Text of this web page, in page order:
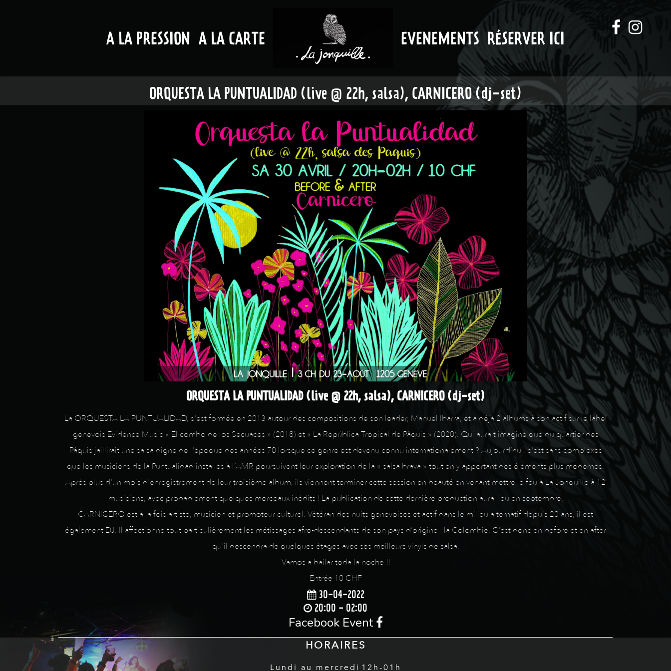
A LA PRESSION A LA CARTE EVENEMENTS RÉSERVER ICI
ORQUESTA LA PUNTUALIDAD (live @ 22h, salsa), CARNICERO (dj-set)
ORQUESTA LA PUNTUALIDAD (live @ 22h, salsa), CARNICERO (dj-set)
La ORQUESTA LA PUNTUALIDAD, s'est formée en 2013 autour des compositions de son leader, Manuel Ibarra, et a déjà 2 albums à son actif sur le label
genevois Evidence Music « El combo de los Secuaces » (2018) et « La República Tropical de Pâquis » (2020). Qui aurait imaginé que du quartier des
Pâquis jaillirait une salsa digne de l'époque des années 70 lorsque ce genre est devenu connu internationalement ? Aujourd’hui, c'est sans complexes
que les musiciens de la Puntualidad installés à l’AMR poursuivent leur exploration de la « salsa brava » tout en y apportant des éléments plus modernes.
Après plus d'un mois d'enregistrement de leur troisième album, ils viennent terminer cette session en beauté en venant mettre le feu à La Jonquille à 12
musiciens, avec probablement quelques morceaux inédits ! La publication de cette dernière production aura lieu en septembre.
CARNICERO est à la fois artiste, musicien et promoteur culturel. Vétéran des nuits genevoises et actif dans le milieu alternatif depuis 20 ans, il est
également DJ. Il affectionne tout particulièrement les métissages afro-descendants de son pays d’origine : la Colombie. C'est donc en before et en after
qu'il descendra de quelques étages avec ses meilleurs vinyls de salsa.
Vamos a bailar toda la noche !!
Entrée 10 CHF
30-04-2022
20:00 - 02:00
Facebook Event
HORAIRES
Lundi au mercredi 12h-01h